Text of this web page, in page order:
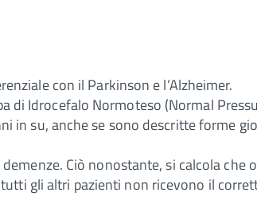
con il Parkinson e l’Alzheimer.
di Idrocefalo Normoteso (Normal
in su, anche se sono descritte forme
Ciò nonostante, si calcola che
gli altri pazienti non ricevono il